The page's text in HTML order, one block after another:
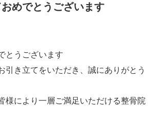
めでとうございます
とうございます
引き立てをいただき、誠にありがとう
様により一層ご満足いただける整骨院